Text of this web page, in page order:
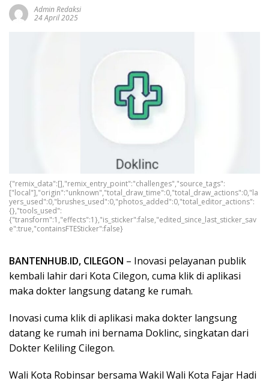
Admin Redaksi
24 April 2025
{"remix_data":[],"remix_entry_point":"challenges","source_tags":
["local"],"origin":"unknown","total_draw_time":0,"total_draw_actions":0,"la
yers_used":0,"brushes_used":0,"photos_added":0,"total_editor_actions":
{},"tools_used":
{"transform":1,"effects":1},"is_sticker":false,"edited_since_last_sticker_sav
e":true,"containsFTESticker":false}
BANTENHUB.ID, CILEGON – Inovasi pelayanan publik
kembali lahir dari Kota Cilegon, cuma klik di aplikasi
maka dokter langsung datang ke rumah.
Inovasi cuma klik di aplikasi maka dokter langsung
datang ke rumah ini bernama Doklinc, singkatan dari
Dokter Keliling Cilegon.
Wali Kota Robinsar bersama Wakil Wali Kota Fajar Hadi